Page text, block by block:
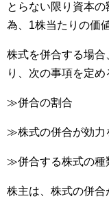
とらない限り資本
為、1株当たりの価
株式を併合する場合
り、次の事項を定め
≫併合の割合
≫株式の併合が効力
≫併合する株式の種
株主は、株式の併